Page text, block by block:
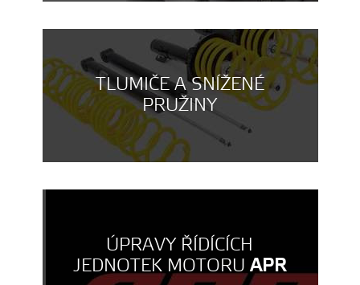
TLUMIČE A SNÍŽENÉ
PRUŽINY
ÚPRAVY ŘÍDÍCÍCH
JEDNOTEK MOTORUAPR